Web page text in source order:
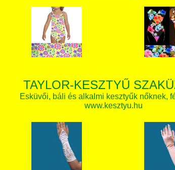
TAYLOR-KESZTYŰ
Esküvői, báli és alkalmi kesztyűk nőknek,
www.kesztyu.hu